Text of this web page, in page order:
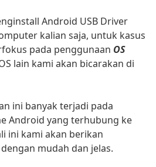
Android USB Driver
kalian saja, untuk kasus
pada penggunaan OS
lain kami akan bicarakan di
ini banyak terjadi pada
Android yang terhubung ke
ini kami akan berikan
mudah dan jelas.